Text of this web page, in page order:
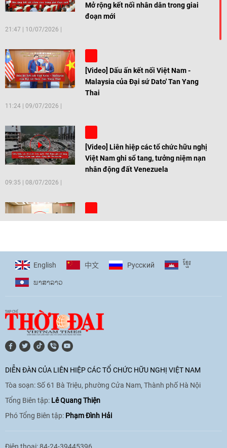
Mở rộng kết nối nhân dân trong giai
đoạn mới
21:47 | 10/07/2026
[Video] Dấu ấn kết nối Việt Nam -
Malaysia của Đại sứ Dato' Tan Yang
Thai
11:24 | 09/07/2026
[Video] Liên hiệp các tổ chức hữu nghị
Việt Nam ghi sổ tang, tưởng niệm nạn
nhân động đất Venezuela
09:35 | 08/07/2026
[Video] Trẻ em Đông Á cùng kiến tạo
11:10|17/06/2026
hòa bình, hữu nghị giữa các dân tộc"
cho Đại sứ Hungary tại Việt Nam
17:25|13/06/2026
English 中文 Pусский ខ្មែរ
ພາ​ສາ​ລາວ
DIỄN ĐÀN CỦA LIÊN HIỆP CÁC TỔ CHỨC HỮU NGHỊ VIỆT NAM
Tòa soạn: Số 61 Bà Triệu, phường Cửa Nam, Thành phố Hà Nội
Tổng Biên tập: Lê Quang Thiện
Phó Tổng Biên tập: Phạm Đình Hải